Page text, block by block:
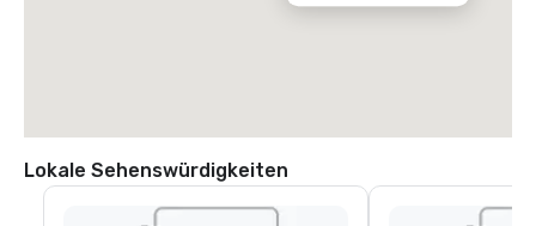
Lokale Sehenswürdigkeiten